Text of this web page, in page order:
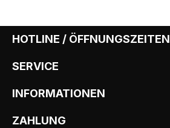
HOTLINE / ÖFFNUNGSZEITEN
SERVICE
INFORMATIONEN
ZAHLUNG